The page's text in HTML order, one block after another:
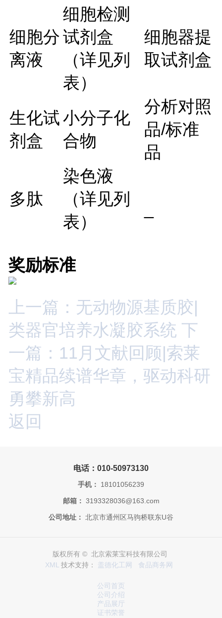
细胞分
离液
细胞检测
试剂盒
（详见列
表）
细胞器提
取试剂盒
生化试
剂盒
小分子化
合物
分析对照
品/标准
品
多肽
染色液
（详见列
表）
奖励标准
上一篇：无动物源基质胶|
类器官培养水凝胶系统 下
一篇：11月文献回顾|索莱
宝精品续谱华章，驱动科研
勇攀新高
返回
电话：010-50973130
手机： 18101056239
邮箱： 3193328036@163.com
公司地址： 北京市通州区马驹桥联东U谷
版权所有 © 北京索莱宝科技有限公司
XML 技术支持： 盖德化工网 食品商务网
公司首页
公司介绍
产品展厅
证书荣誉